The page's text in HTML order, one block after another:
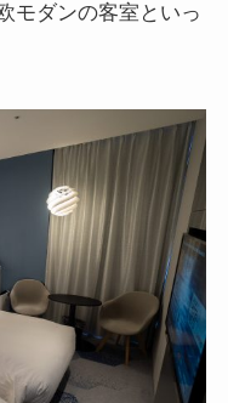
モダンの客室といっ